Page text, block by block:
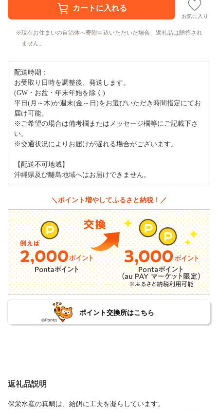
お気に入り
現在お住まいの自治体へ寄附申込いただいた場合、返礼品は贈答され
ません。
配送時期：
お受取り日時を調整後、発送します。
(GW・お盆・年末年始を除く)
平日(月～木)か週末(金～日)をお選びいただき時間指定にてお
届け可能。
※ご希望の場合は備考欄またはメッセージ欄等にご記載下さ
い。
※交通状況によりお届けが遅れる場合がございます。
【配送不可地域】
沖縄県及び離島地域へはお届けできません。
＼ポイント増やしてふるさと納税！／
ポイント交換所はこちら
返礼品説明
保栄水産の真鯛は、給餌に工夫を凝らしています。